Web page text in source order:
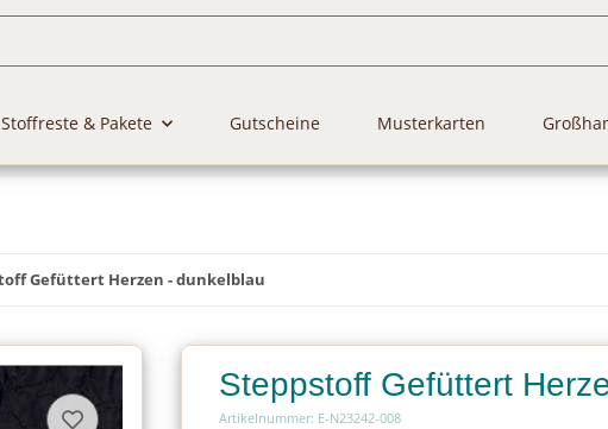
Stoffreste & Pakete Gutscheine Musterkarten
Gefüttert Herzen - dunkelblau
Steppstoff Gefüttert
Artikelnummer: E-N23242-008